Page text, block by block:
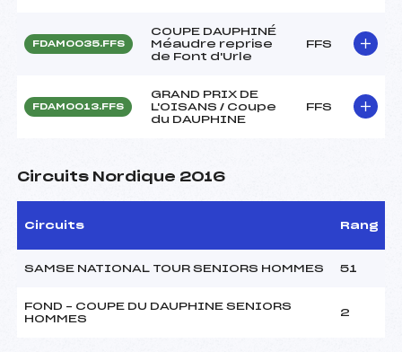
FDAM0035.FFS
COUPE DAUPHINÉ
Méaudre reprise
de Font d'Urle
FFS
FDAM0013.FFS
GRAND PRIX DE
L'OISANS / Coupe
du DAUPHINE
FFS
Circuits Nordique 2016
Circuits Rang
SAMSE NATIONAL TOUR SENIORS HOMMES 51
FOND – COUPE DU DAUPHINE SENIORS
HOMMES
2